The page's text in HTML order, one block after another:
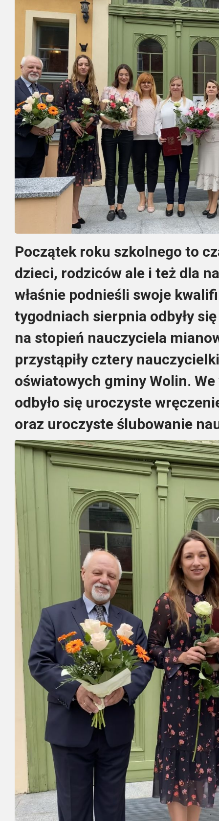
Początek roku szkolnego to
dzieci, rodziców ale i też dla
właśnie podnieśli swoje
tygodniach sierpnia odbyły
na stopień nauczyciela
przystąpiły cztery
oświatowych gminy Wolin.
odbyło się uroczyste
oraz uroczyste ślubowanie